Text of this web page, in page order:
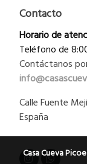
Contacto
Horario de
Teléfono de
Contáctanos
Calle Fuente
España
Casa Cueva